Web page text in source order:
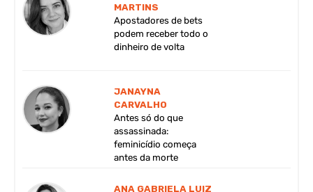
MARTINS
Apostadores de bets
podem receber todo o
dinheiro de volta
JANAYNA
CARVALHO
Antes só do que
assassinada:
feminicídio começa
antes da morte
ANA GABRIELA LUIZ